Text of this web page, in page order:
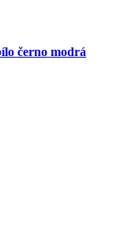
černo modrá